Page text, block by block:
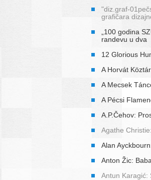
"diz.graf-
grafičara
„100 godina
randevu u
12 Glorious
A Horvát
A Mecsek
A Pécsi
A.P.Čehov:
Agathe
Alan
Anton Žic:
Antun Karagić: